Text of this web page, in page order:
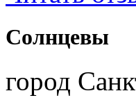
Солнцевы
город